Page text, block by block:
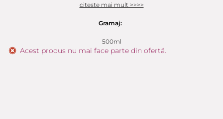
citeste mai mult >>>>
Gramaj:
500ml
Acest produs nu mai face parte din ofertă.